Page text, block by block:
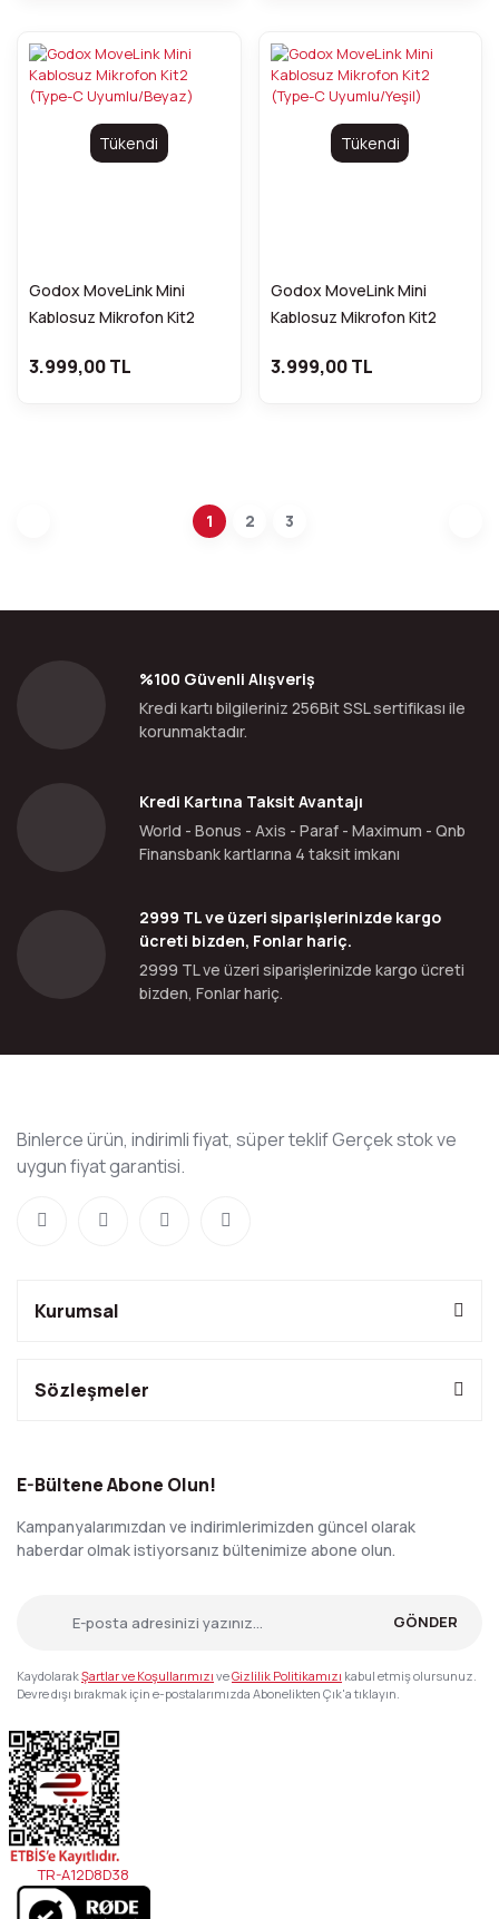
Tükendi
Godox MoveLink Mini
Kablosuz Mikrofon Kit2
3.999,00 TL
Tükendi
Godox MoveLink Mini
Kablosuz Mikrofon Kit2
3.999,00 TL
1 2 3
%100 Güvenli Alışveriş
Kredi kartı bilgileriniz 256Bit SSL sertifikası ile
korunmaktadır.
Kredi Kartına Taksit Avantajı
World - Bonus - Axis - Paraf - Maximum - Qnb
Finansbank kartlarına 4 taksit imkanı
2999 TL ve üzeri siparişlerinizde kargo
ücreti bizden, Fonlar hariç.
2999 TL ve üzeri siparişlerinizde kargo ücreti
bizden, Fonlar hariç.
Binlerce ürün, indirimli fiyat, süper teklif Gerçek stok ve
uygun fiyat garantisi.
Kurumsal
Sözleşmeler
E-Bültene Abone Olun!
Kampanyalarımızdan ve indirimlerimizden güncel olarak
haberdar olmak istiyorsanız bültenimize abone olun.
GÖNDER
KaydolarakŞartlar ve Koşullarımızı veGizlilik Politikamızı kabul etmiş olursunuz.
Devre dışı bırakmak için e-postalarımızda Abonelikten Çık'a tıklayın.
TR-A12D8D38